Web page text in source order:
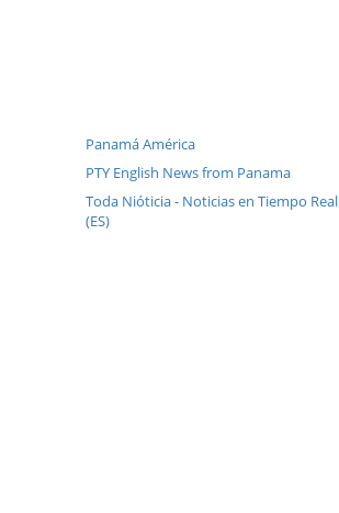
Panamá América
PTY English News from Panama
Toda Nióticia - Noticias en Tiempo Real
(ES)